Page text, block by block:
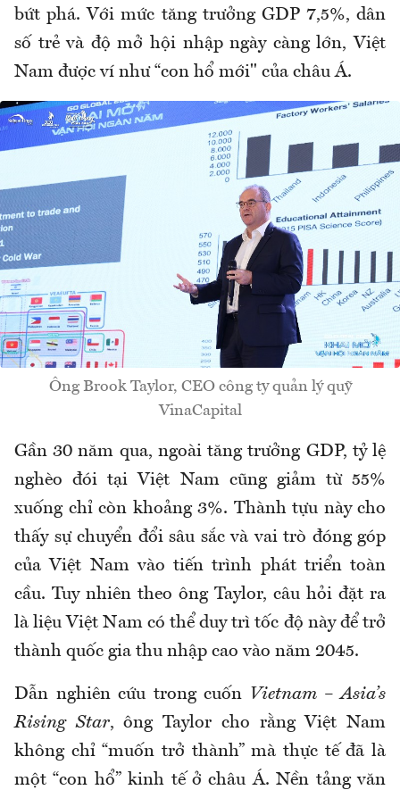
bứt phá. Với mức tăng trưởng GDP 7,5%, dân
số trẻ và độ mở hội nhập ngày càng lớn, Việt
Nam được ví như “con hổ mới" của châu Á.
Ông Brook Taylor, CEO công ty quản lý quỹ
VinaCapital
Gần 30 năm qua, ngoài tăng trưởng GDP, tỷ lệ
nghèo đói tại Việt Nam cũng giảm từ 55%
xuống chỉ còn khoảng 3%. Thành tựu này cho
thấy sự chuyển đổi sâu sắc và vai trò đóng góp
của Việt Nam vào tiến trình phát triển toàn
cầu. Tuy nhiên theo ông Taylor, câu hỏi đặt ra
là liệu Việt Nam có thể duy trì tốc độ này để trở
thành quốc gia thu nhập cao vào năm 2045.
Dẫn nghiên cứu trong cuốn
Vietnam – Asia’s
Rising Star, ông Taylor cho rằng Việt Nam
không chỉ “muốn trở thành” mà thực tế đã là
một “con hổ” kinh tế ở châu Á. Nền tảng văn